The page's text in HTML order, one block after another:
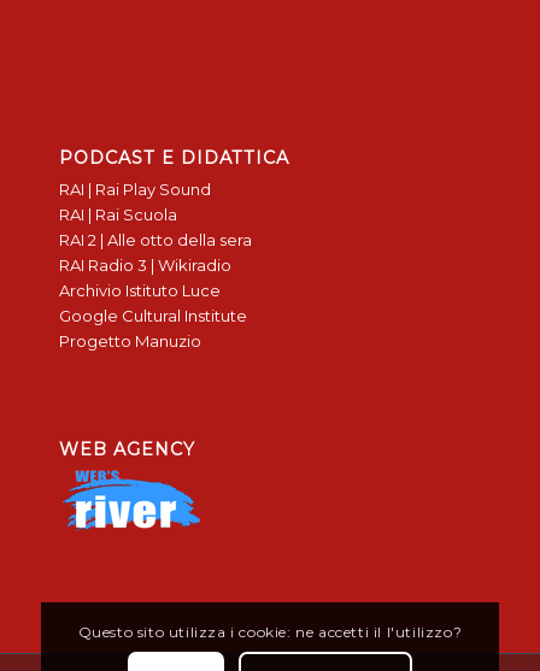
PODCAST E DIDATTICA
RAI | Rai Play Sound
RAI | Rai Scuola
RAI 2 | Alle otto della sera
RAI Radio 3 | Wikiradio
Archivio Istituto Luce
Google Cultural Institute
Progetto Manuzio
WEB AGENCY
Questo sito utilizza i cookie: ne accetti il l'utilizzo?